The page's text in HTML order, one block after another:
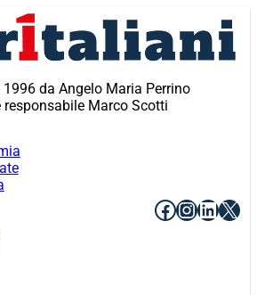
1996 da Angelo Maria Perrino
responsabile Marco Scotti
Facebook
X